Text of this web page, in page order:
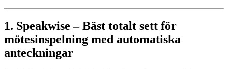
1. Speakwise – Bäst totalt sett för
mötesinspelning med automatiska
anteckningar